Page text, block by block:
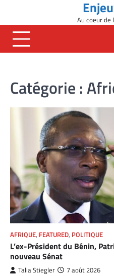
content
Au coeur
Catégorie :
AFRIQUE, FEATURED, POLITIQUE
L’ex-Président du Bénin,
nouveau Sénat
Talia Stiegler 7 août 2026